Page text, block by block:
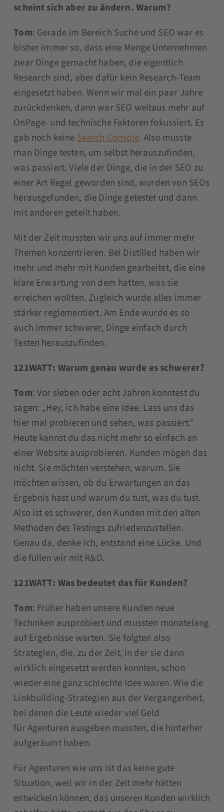
scheint sich aber zu ändern. Warum?
Tom: Gerade im Bereich Suche und SEO war es
bisher immer so, dass eine Menge Unternehmen
zwar Dinge gemacht haben, die eigentlich
Research sind, aber dafür kein Research-Team
eingesetzt haben. Wenn wir mal ein paar Jahre
zurückdenken, dann war SEO weitaus mehr auf
OnPage- und technische Faktoren fokussiert. Es
gab noch keineSearch Console. Also musste
man Dinge testen, um selbst herauszufinden,
was passiert. Viele der Dinge, die in der SEO zu
einer Art Regel geworden sind, wurden von SEOs
herausgefunden, die Dinge getestet und dann
mit anderen geteilt haben.
Mit der Zeit mussten wir uns auf immer mehr
Themen konzentrieren. Bei Distilled haben wir
mehr und mehr mit Kunden gearbeitet, die eine
klare Erwartung von dem hatten, was sie
erreichen wollten. Zugleich wurde alles immer
stärker reglementiert. Am Ende wurde es so
auch immer schwerer, Dinge einfach durch
Testen herauszufinden.
121WATT: Warum genau wurde es schwerer?
Tom: Vor sieben oder acht Jahren konntest du
sagen: „Hey, ich habe eine Idee. Lass uns das
hier mal probieren und sehen, was passiert.“
Heute kannst du das nicht mehr so einfach an
einer Website ausprobieren. Kunden mögen das
nicht. Sie möchten verstehen, warum. Sie
möchten wissen, ob du Erwartungen an das
Ergebnis hast und warum du tust, was du tust.
Also ist es schwerer, den Kunden mit den alten
Methoden des Testings zufriedenzustellen.
Genau da, denke ich, entstand eine Lücke. Und
die füllen wir mit R&D.
121WATT: Was bedeutet das für Kunden?
Tom: Früher haben unsere Kunden neue
Techniken ausprobiert und mussten monatelang
auf Ergebnisse warten. Sie folgten also
Strategien, die, zu der Zeit, in der sie dann
wirklich eingesetzt werden konnten, schon
wieder eine ganz schlechte Idee waren. Wie die
Linkbuilding-Strategien aus der Vergangenheit,
bei denen die Leute wieder viel Geld
für Agenturen ausgeben mussten, die hinterher
aufgeräumt haben.
Für Agenturen wie uns ist das keine gute
Situation, weil wir in der Zeit mehr hätten
entwickeln können, das unseren Kunden wirklich